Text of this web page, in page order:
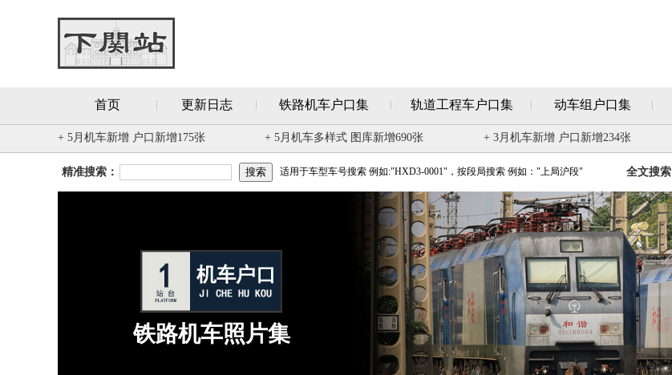
首页 更新日志 铁路机车户口集 轨道工程车户口集 动车组户口集
+ 5月机车新增 户口新增175张 + 5月机车多样式 图库新增690张 + 3月机车新增 户口新增234张
精准搜索： 适用于车型车号搜索 例如:"HXD3-0001"，按段局搜索 例如："上局沪段" 全文搜索
铁路机车照片集